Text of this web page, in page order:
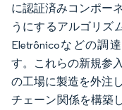
に認証済みコンポー
うにするアルゴリズ
Eletrônicoなどの調
す。これらの新規参
の工場に製造を外注
チェーン関係を構築